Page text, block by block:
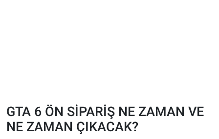
GTA 6 ÖN SİPARİŞ NE ZAMAN VE
NE ZAMAN ÇIKACAK?